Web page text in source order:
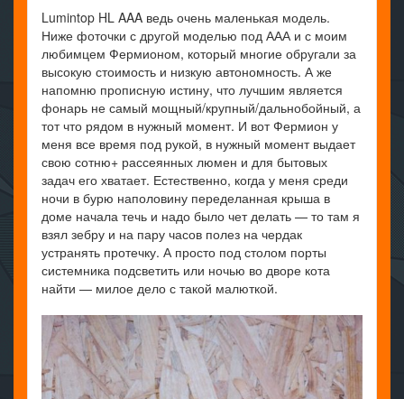
Lumintop HL AAA ведь очень маленькая модель.
Ниже фоточки с другой моделью под ААА и с моим
любимцем Фермионом, который многие обругали за
высокую стоимость и низкую автономность. А же
напомню прописную истину, что лучшим является
фонарь не самый мощный/крупный/дальнобойный, а
тот что рядом в нужный момент. И вот Фермион у
меня все время под рукой, в нужный момент выдает
свою сотню+ рассеянных люмен и для бытовых
задач его хватает. Естественно, когда у меня среди
ночи в бурю наполовину переделанная крыша в
доме начала течь и надо было чет делать — то там я
взял зебру и на пару часов полез на чердак
устранять протечку. А просто под столом порты
системника подсветить или ночью во дворе кота
найти — милое дело с такой малюткой.